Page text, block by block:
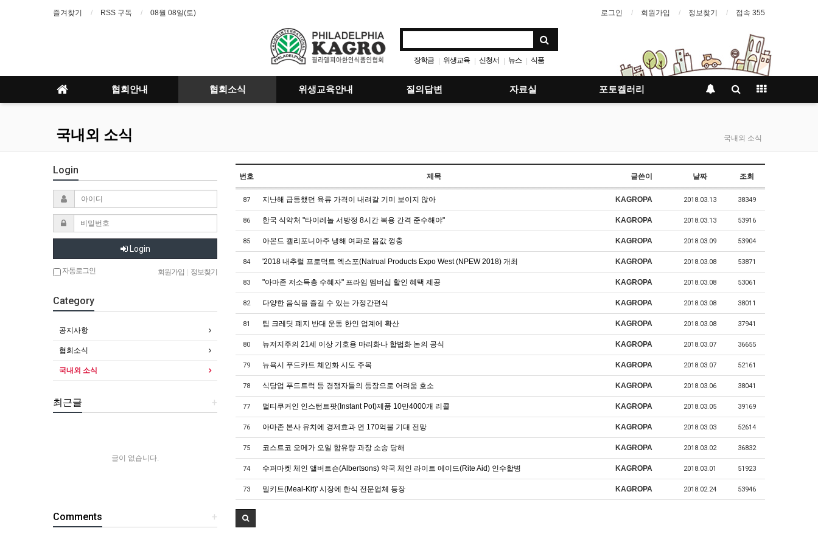
즐겨찾기 RSS 구독 08월 08일(토) 로그인 회원가입 정보찾기 접속 355
장학금 | 위생교육 | 신청서 | 뉴스 | 식품
협회안내 협회소식 위생교육안내 질의답변 자료실 포토켈러리
국내외 소식 국내외 소식
번호 제목 글쓴이 날짜 조회
87 지난해 급등했던 육류 가격이 내려갈 기미 보이지 않아 KAGROPA 2018.03.13 38349
86 한국 식약처 "타이레놀 서방정 8시간 복용 간격 준수해야" KAGROPA 2018.03.13 53916
85 아몬드 캘리포니아주 냉해 여파로 몸값 껑충 KAGROPA 2018.03.09 53904
84 '2018 내추럴 프로덕트 엑스포(Natrual Products Expo West (NPEW 2018) 개최 KAGROPA 2018.03.08 53871
83 "아마존 저소득층 수혜자" 프라임 멤버십 할인 혜택 제공 KAGROPA 2018.03.08 53061
82 다양한 음식을 즐길 수 있는 가정간편식 KAGROPA 2018.03.08 38011
81 팁 크레딧 폐지 반대 운동 한인 업계에 확산 KAGROPA 2018.03.08 37941
80 뉴저지주의 21세 이상 기호용 마리화나 합법화 논의 공식 KAGROPA 2018.03.07 36655
79 뉴욕시 푸드카트 체인화 시도 주목 KAGROPA 2018.03.07 52161
78 식당업 푸드트럭 등 경쟁자들의 등장으로 어려움 호소 KAGROPA 2018.03.06 38041
77 멀티쿠커인 인스턴트팟(Instant Pot)제품 10만4000개 리콜 KAGROPA 2018.03.05 39169
76 아마존 본사 유치에 경제효과 연 170억불 기대 전망 KAGROPA 2018.03.03 52614
75 코스트코 오메가 오일 함유량 과장 소송 당해 KAGROPA 2018.03.02 36832
74 수퍼마켓 체인 앨버트슨(Albertsons) 약국 체인 라이트 에이드(Rite Aid) 인수합병 KAGROPA 2018.03.01 51923
73 밀키트(Meal-Kit)' 시장에 한식 전문업체 등장 KAGROPA 2018.02.24 53946
Login
Login
자동로그인 회원가입 정보찾기
Category
공지사항
협회소식
국내외 소식
+
최근글
글이 없습니다.
+
Comments